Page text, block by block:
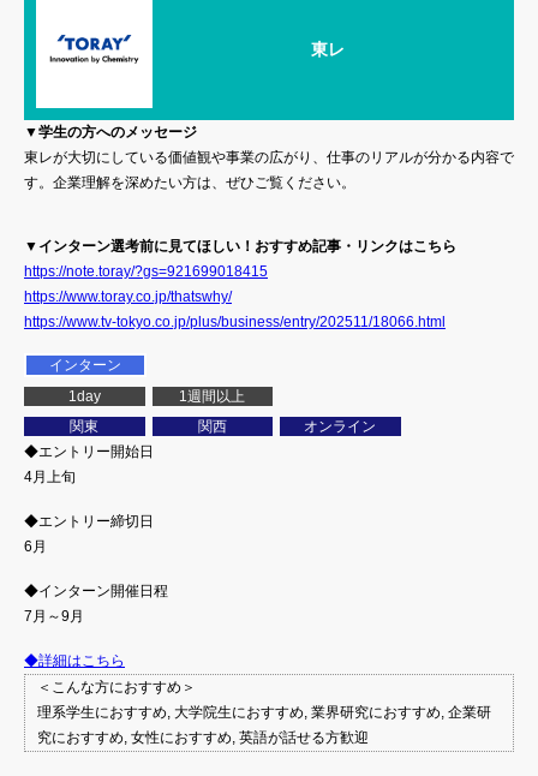
東レ
▼学生の方へのメッセージ
東レが大切にしている価値観や事業の広がり、仕事のリアルが分かる内容で
す。企業理解を深めたい方は、ぜひご覧ください。
▼インターン選考前に見てほしい！おすすめ記事・リンクはこちら
https://note.toray/?gs=921699018415
https://www.toray.co.jp/thatswhy/
https://www.tv-tokyo.co.jp/plus/business/entry/202511/18066.html
インターン
1day
1週間以上
関東
関西
オンライン
◆エントリー開始日
4月上旬
◆エントリー締切日
6月
◆インターン開催日程
7月～9月
◆詳細はこちら
＜こんな方におすすめ＞
理系学生におすすめ, 大学院生におすすめ, 業界研究におすすめ, 企業研
究におすすめ, 女性におすすめ, 英語が話せる方歓迎